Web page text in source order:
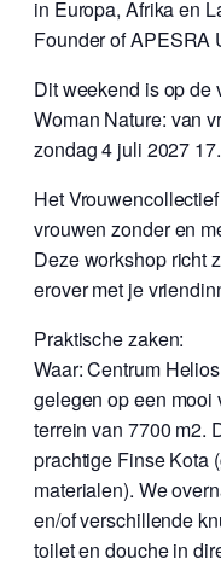
in Europa, Afrika en
Founder of APESRA
Dit weekend is op de
Woman Nature: van
zondag 4 juli 2027
Het
vrouwen zonder en
Deze workshop richt
erover met je
Praktische zaken:
Waar: Centrum
gelegen op een mooi
terrein van 7700 m2.
prachtige Finse Kota
materialen). We
en/of verschillende
toilet en douche in